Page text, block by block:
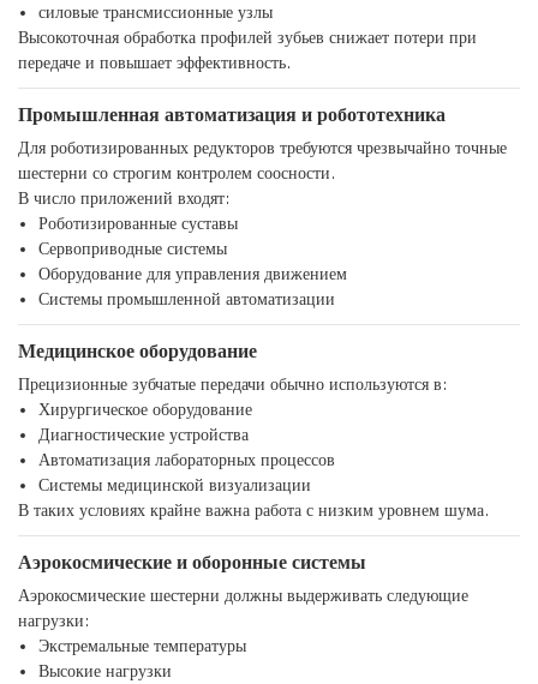
силовые трансмиссионные узлы
Высокоточная обработка профилей зубьев снижает потери при
передаче и повышает эффективность.
Промышленная автоматизация и робототехника
Для роботизированных редукторов требуются чрезвычайно точные
шестерни со строгим контролем соосности.
В число приложений входят:
Роботизированные суставы
Сервоприводные системы
Оборудование для управления движением
Системы промышленной автоматизации
Медицинское оборудование
Прецизионные зубчатые передачи обычно используются в:
Хирургическое оборудование
Диагностические устройства
Автоматизация лабораторных процессов
Системы медицинской визуализации
В таких условиях крайне важна работа с низким уровнем шума.
Аэрокосмические и оборонные системы
Аэрокосмические шестерни должны выдерживать следующие
нагрузки:
Экстремальные температуры
Высокие нагрузки